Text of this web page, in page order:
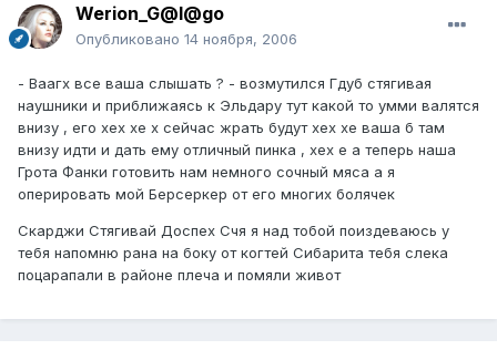
Werion_G@l@go
Опубликовано 14 ноября, 2006
- Ваагх все ваша слышать ? - возмутился Гдуб стягивая
наушники и приближаясь к Эльдару тут какой то умми валятся
внизу , его хех хе х сейчас жрать будут хех хе ваша б там
внизу идти и дать ему отличный пинка , хех е а теперь наша
Грота Фанки готовить нам немного сочный мяса а я
оперировать мой Берсеркер от его многих болячек
Скарджи Стягивай Доспех Счя я над тобой поиздеваюсь у
тебя напомню рана на боку от когтей Сибарита тебя слека
поцарапали в районе плеча и помяли живот